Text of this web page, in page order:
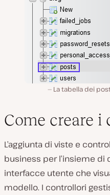
La tabella dei
Come creare i
L’aggiunta di viste e
business per l’insieme di
interfacce utente che
modello. I controllori